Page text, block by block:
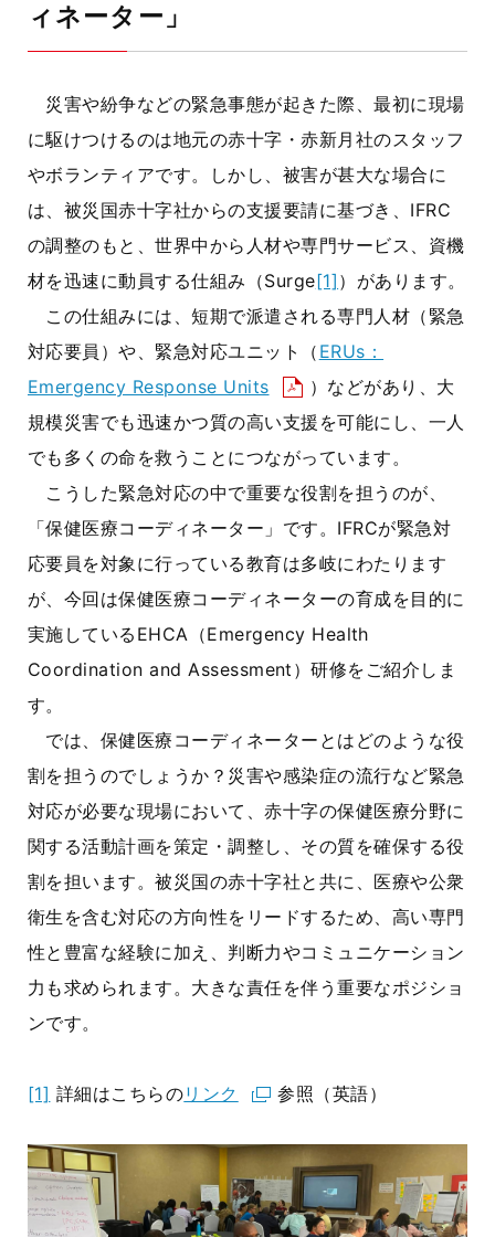
ィネーター」
災害や紛争などの緊急事態が起きた際、最初に現場
に駆けつけるのは地元の赤十字・赤新月社のスタッフ
やボランティアです。しかし、被害が甚大な場合に
は、被災国赤十字社からの支援要請に基づき、 IFRC
の調整のもと、世界中から人材や専門サービス、資機
材を迅速に動員する仕組み（Surge[1] ）があります。
この仕組みには、短期で派遣される専門人材（緊急
対応要員）や、緊急対応ユニット（ ERUs：
Emergency Response Units
）などがあり、大
規模災害でも迅速かつ質の高い支援を可能にし、一人
でも多くの命を救うことにつながっています。
こうした緊急対応の中で重要な役割を担うのが、
「保健医療コーディネーター」です。 IFRCが緊急対
応要員を対象に行っている教育は多岐にわたります
が、今回は保健医療コーディネーターの育成を目的に
実施している EHCA （Emergency Health
Coordination and Assessment ）研修をご紹介しま
す。
では、保健医療コーディネーターとはどのような役
割を担うのでしょうか？災害や感染症の流行など緊急
対応が必要な現場において、赤十字の保健医療分野に
関する活動計画を策定・調整し、その質を確保する役
割を担います。被災国の赤十字社と共に、医療や公衆
衛生を含む対応の方向性をリードするため、高い専門
性と豊富な経験に加え、判断力やコミュニケーション
力も求められます。大きな責任を伴う重要なポジショ
ンです。
[1] 詳細はこちらのリンク 参照（英語）